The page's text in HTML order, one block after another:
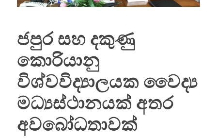
ජපුර සහ දකුණු
කොරියානු
විශ්වවිද්‍යාලයක වෛද්‍ය
මධ්‍යස්ථානයක් අතර
අවබෝධතාවක්